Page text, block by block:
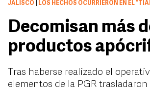
JALISCO LOS HECHOS OCURRIERON EN EL
Decomisan más
productos
Tras haberse realizado el
elementos de la PGR trasladaron